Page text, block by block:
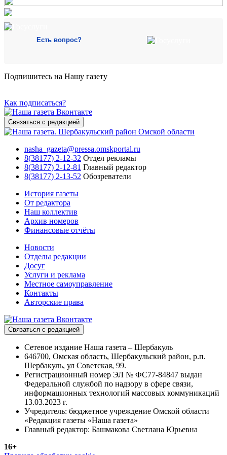
Есть вопрос?
Подпишитесь на Нашу газету
Как подписаться?
Связаться с редакцией
nasha_gazeta@pressa.omskportal.ru
8(38177) 2-12-32 Отдел рекламы
8(38177) 2-12-81 Главный редактор
8(38177) 2-13-52 Обозреватели
История газеты
От редактора
Наш коллектив
Архив номеров
Финансовые отчёты
Новости
Отделы редакции
Досуг
Услуги и реклама
Местное самоуправление
Контакты
Авторские права
Связаться с редакцией
Сетевое издание Наша газета – Шербакуль
646700, Омская область, Шербакульский район, р.п.
Шербакуль, ул Советская, 99.
Регистрационный номер ЭЛ № ФС77-84847 выдан
Федеральной службой по надзору в сфере связи,
информационных технологий массовых коммуникаций
13.03.2023 г.
Учредитель: бюджетное учреждение Омской области
«Редакция газеты «Наша газета»
Главный редактор: Башмакова Светлана Юрьевна
16+